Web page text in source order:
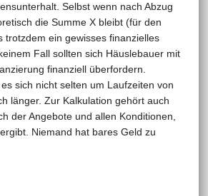
Selbst wenn nach Abzug
die Summe X bleibt (für den
trotzdem ein gewisses finanzielles
Fall sollten sich Häuslebauer mit
finanziell überfordern.
sich nicht selten um Laufzeiten von
länger. Zur Kalkulation gehört auch
der Angebote und allen Konditionen,
Niemand hat bares Geld zu